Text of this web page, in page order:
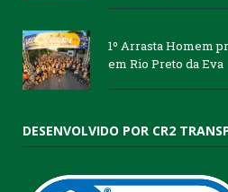
1º Arrasta Homem
em Rio Preto da Eva
DESENVOLVIDO POR CR2